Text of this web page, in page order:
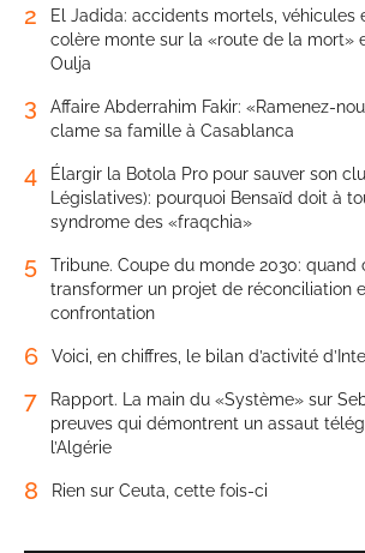
2
El Jadida: accidents mortels, véhicules
colère monte sur la «route de la mort»
Oulja
3
Affaire Abderrahim Fakir: «Ramenez-
clame sa famille à Casablanca
4
Élargir la Botola Pro pour sauver son
Législatives): pourquoi Bensaïd doit à
syndrome des «fraqchia»
5
Tribune. Coupe du monde 2030: quand
transformer un projet de réconciliation
confrontation
6 Voici, en chiffres, le bilan d’activité
7
Rapport. La main du «Système» sur
preuves qui démontrent un assaut
l’Algérie
8 Rien sur Ceuta, cette fois-ci